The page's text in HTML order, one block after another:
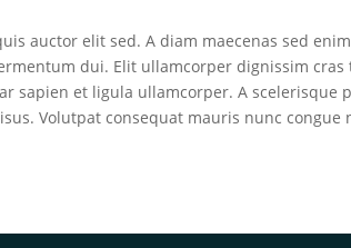
auctor elit sed. A diam maecenas sed
dui. Elit ullamcorper dignissim
sapien et ligula ullamcorper. A scelerisque
Volutpat consequat mauris nunc congue